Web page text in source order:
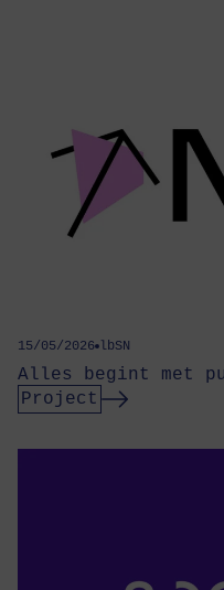
15/05/2026 lbSN
Alles begint met
Project